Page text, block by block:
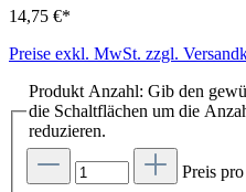
14,75 €*
Preise exkl. MwSt. zzgl.
Produkt Anzahl: Gib den
die Schaltflächen um die
reduzieren.
Preis